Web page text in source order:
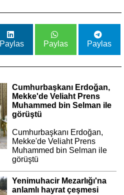
Paylas Paylas Paylas
Cumhurbaşkanı Erdoğan,
Mekke'de Veliaht Prens
Muhammed bin Selman ile
görüştü
Cumhurbaşkanı Erdoğan,
Mekke'de Veliaht Prens
Muhammed bin Selman ile
görüştü
Yenimuhacir Mezarlığı'na
anlamlı hayrat çeşmesi